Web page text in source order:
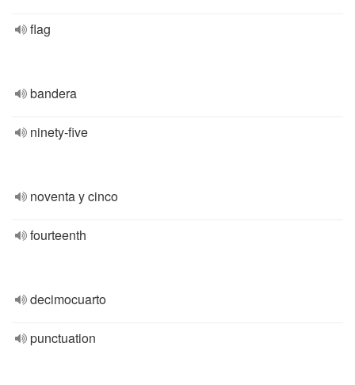
flag
bandera
ninety-five
noventa y cinco
fourteenth
decimocuarto
punctuation